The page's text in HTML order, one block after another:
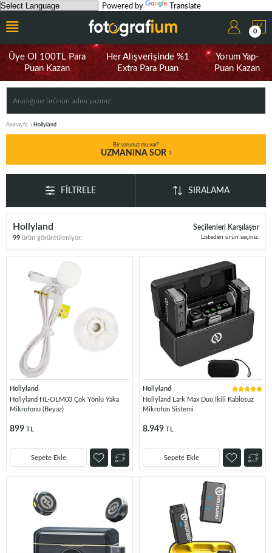
Powered by Translate
0
Üye Ol 100TL Para
Puan Kazan
Her Alışverişinde %1
Extra Para Puan
Yorum Yap-
Puan Kazan
Anasayfa Hollyland
Bir sorunuz mu var?
UZMANINA SOR
FILTRELE SIRALAMA
Hollyland
99 ürün görüntüleniyor.
Seçilenleri Karşılaştır
Listeden ürün seçiniz.
Hollyland
Hollyland HL-OLM03 Çok Yönlü Yaka
Mikrofonu (Beyaz)
899 TL
Sepete Ekle
Hollyland
Hollyland Lark Max Duo İkili Kablosuz
Mikrofon Sistemi
8.949 TL
Sepete Ekle